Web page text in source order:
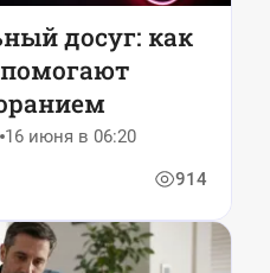
досуг: как
16 июня в 06:20
914